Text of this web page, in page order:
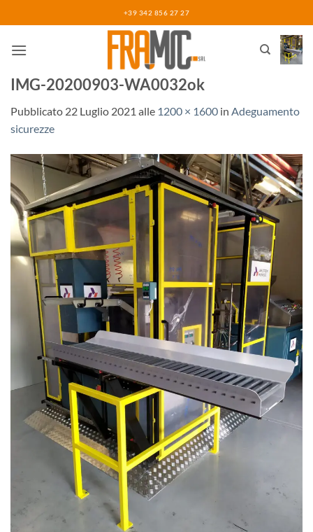
ai
contenuti
+39 342 856 27 27
IMG-20200903-WA0032ok
Pubblicato 22 Luglio 2021 alle 1200 × 1600 in Adeguamento
sicurezze